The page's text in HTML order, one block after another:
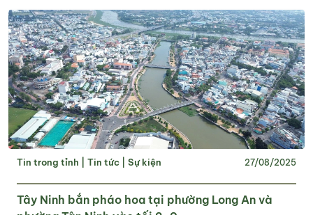
Tin trong tỉnh Tin tức Sự kiện 27/08/2025
Tây Ninh bắn pháo hoa tại phường Long An và